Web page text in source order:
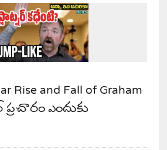
Rise and Fall of Graham
ప్రచారం ఎందుకు